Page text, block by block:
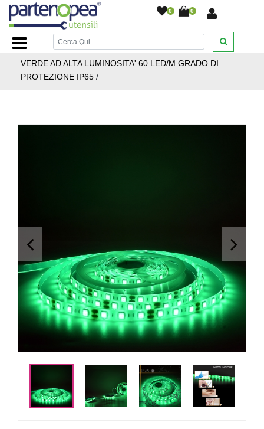
0 0
Home Page/ILLUMINAZIONE LED/STRISCIE LED
PROFILI ALLUMINIO ALIMENTATORI/STRISCIA LED 12V
VERDE AD ALTA LUMINOSITA' 60 LED/M GRADO DI
PROTEZIONE IP65 /
< >